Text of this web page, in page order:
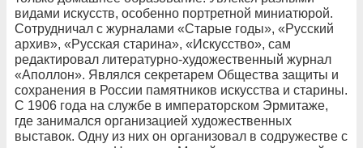
видами искусств, особенно портретной миниатюрой.
Сотрудничал с журналами «Старые годы», «Русский
архив», «Русская старина», «Искусство», сам
редактировал литературно-художественный журнал
«Аполлон». Являлся секретарем Общества защиты и
сохранения в России памятников искусства и старины.
С 1906 года на службе в императорском Эрмитаже,
где занимался организацией художественных
выставок. Одну из них он организовал в содружестве с